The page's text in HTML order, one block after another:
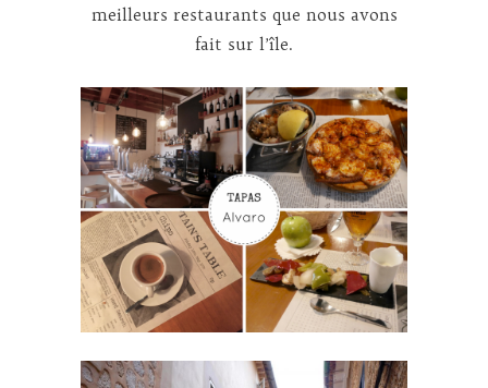
meilleurs restaurants que nous avons
fait sur l’île.